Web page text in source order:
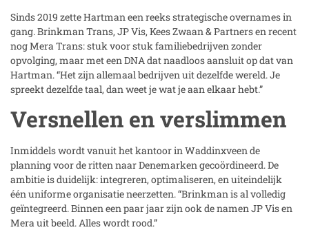
Sinds 2019 zette Hartman een reeks strategische overnames in
gang. Brinkman Trans, JP Vis, Kees Zwaan & Partners en recent
nog Mera Trans: stuk voor stuk familiebedrijven zonder
opvolging, maar met een DNA dat naadloos aansluit op dat van
Hartman. “Het zijn allemaal bedrijven uit dezelfde wereld. Je
spreekt dezelfde taal, dan weet je wat je aan elkaar hebt.”
Versnellen en verslimmen
Inmiddels wordt vanuit het kantoor in Waddinxveen de
planning voor de ritten naar Denemarken gecoördineerd. De
ambitie is duidelijk: integreren, optimaliseren, en uiteindelijk
één uniforme organisatie neerzetten. “Brinkman is al volledig
geïntegreerd. Binnen een paar jaar zijn ook de namen JP Vis en
Mera uit beeld. Alles wordt rood.”